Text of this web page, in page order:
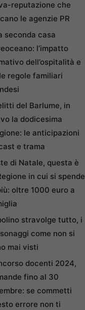
reputazione che
le agenzie PR
seconda casa
l’impatto
dell’ospitalità e
regole familiari
del Barlume, in
la dodicesima
le anticipazioni
e trama
di Natale, questa è
in cui si spende
oltre 1000 euro a
stravolge tutto, i
come non si
mai visti
docenti 2024,
fino al 30
se commetti
errore non ti